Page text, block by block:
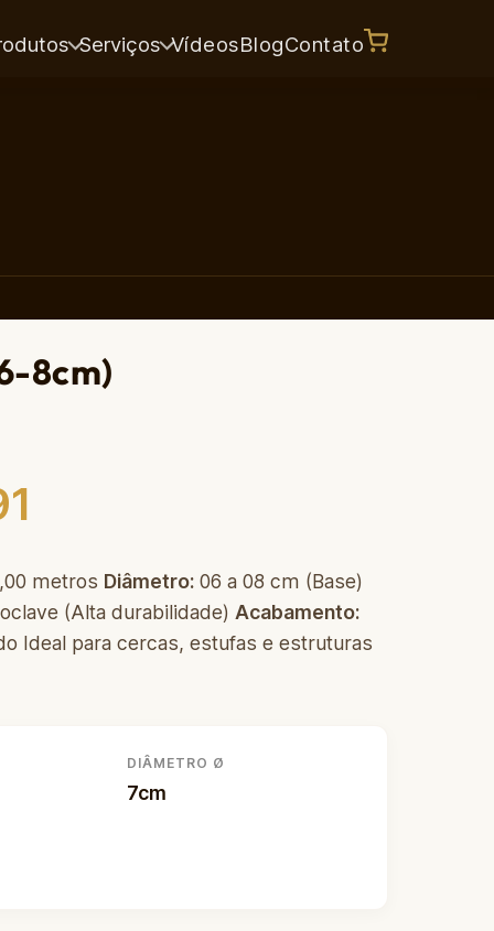
Serviços VídeosBlogContato
8cm)
metros Diâmetro: 06 a 08 cm (Base)
(Alta durabilidade) Acabamento:
Ideal para cercas, estufas e estruturas
DIÂMETRO Ø
7cm